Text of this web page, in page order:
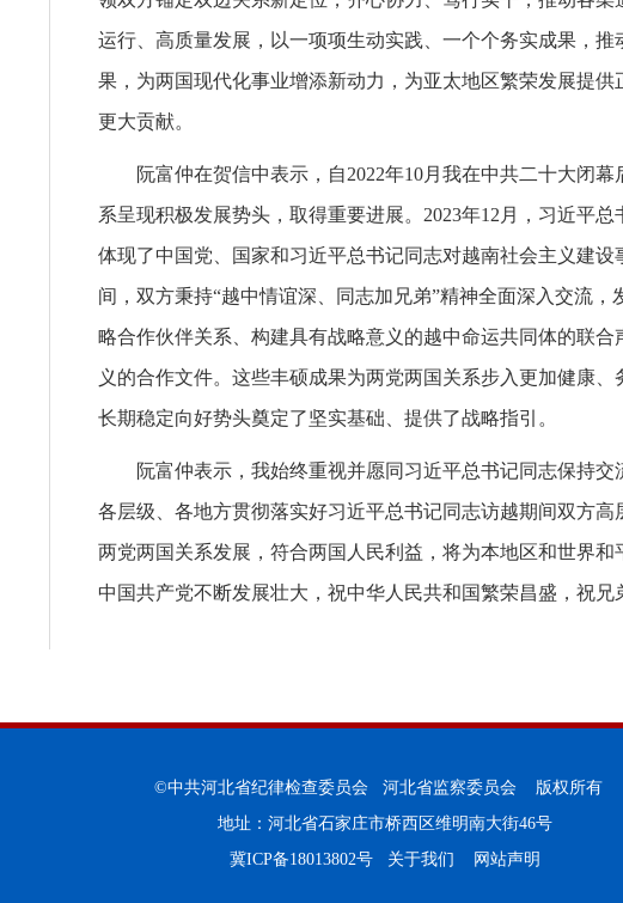
运行、高质量发展，以一项项生动实践、一个个务实成果，
果，为两国现代化事业增添新动力，为亚太地区繁荣发展提
更大贡献。
阮富仲在贺信中表示，自2022年10月我在中共二十大闭
系呈现积极发展势头，取得重要进展。2023年12月，习近平总
体现了中国党、国家和习近平总书记同志对越南社会主义建
间，双方秉持“越中情谊深、同志加兄弟”精神全面深入交流
略合作伙伴关系、构建具有战略意义的越中命运共同体的联
义的合作文件。这些丰硕成果为两党两国关系步入更加健康
长期稳定向好势头奠定了坚实基础、提供了战略指引。
阮富仲表示，我始终重视并愿同习近平总书记同志保持交
各层级、各地方贯彻落实好习近平总书记同志访越期间双方
两党两国关系发展，符合两国人民利益，将为本地区和世界
中国共产党不断发展壮大，祝中华人民共和国繁荣昌盛，祝兄
©中共河北省纪律检查委员会 河北省监察委员会 版权所有
地址：河北省石家庄市桥西区维明南大街46号
冀ICP备18013802号
关于我们 网站声明